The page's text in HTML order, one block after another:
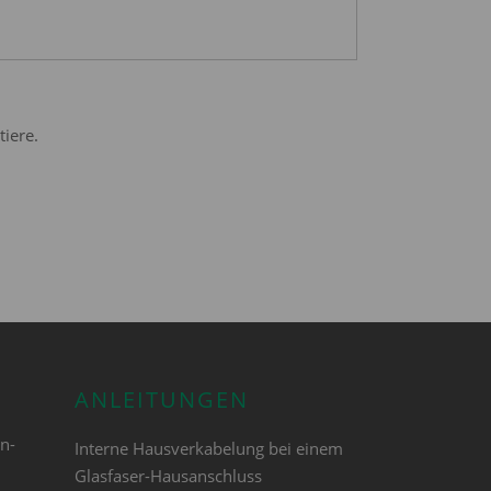
ANLEITUNGEN
Interne Hausverkabelung bei einem
Glasfaser-Hausanschluss